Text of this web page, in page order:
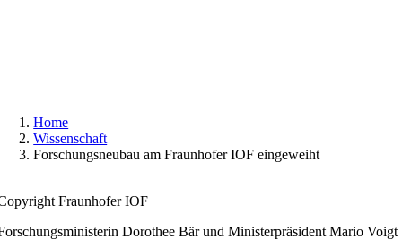
Home
Wissenschaft
Forschungsneubau am Fraunhofer IOF eingeweiht
Fraunhofer IOF
Dorothee Bär und Ministerpräsident Mario Voigt